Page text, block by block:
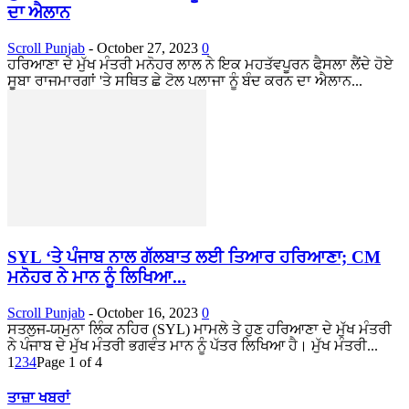
ਦਾ ਐਲਾਨ
Scroll Punjab - October 27, 2023 0
ਹਰਿਆਣਾ ਦੇ ਮੁੱਖ ਮੰਤਰੀ ਮਨੋਹਰ ਲਾਲ ਨੇ ਇਕ ਮਹਤੱਵਪੂਰਨ ਫੈਸਲਾ ਲੈਂਦੇ ਹੋਏ
ਸੂਬਾ ਰਾਜਮਾਰਗਾਂ 'ਤੇ ਸਥਿਤ ਛੇ ਟੋਲ ਪਲਾਜਾ ਨੂੰ ਬੰਦ ਕਰਨ ਦਾ ਐਲਾਨ...
SYL ‘ਤੇ ਪੰਜਾਬ ਨਾਲ ਗੱਲਬਾਤ ਲਈ ਤਿਆਰ ਹਰਿਆਣਾ; CM
ਮਨੋਹਰ ਨੇ ਮਾਨ ਨੂੰ ਲਿਖਿਆ...
Scroll Punjab - October 16, 2023 0
ਸਤਲੁਜ-ਯਮੁਨਾ ਲਿੰਕ ਨਹਿਰ (SYL) ਮਾਮਲੇ ਤੇ ਹੁਣ ਹਰਿਆਣਾ ਦੇ ਮੁੱਖ ਮੰਤਰੀ
ਨੇ ਪੰਜਾਬ ਦੇ ਮੁੱਖ ਮੰਤਰੀ ਭਗਵੰਤ ਮਾਨ ਨੂੰ ਪੱਤਰ ਲਿਖਿਆ ਹੈ। ਮੁੱਖ ਮੰਤਰੀ...
1 234Page 1 of 4
ਤਾਜ਼ਾ ਖਬਰਾਂ